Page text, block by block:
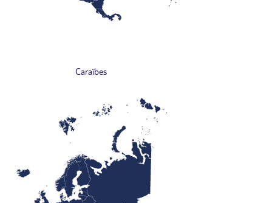
Caraïbes